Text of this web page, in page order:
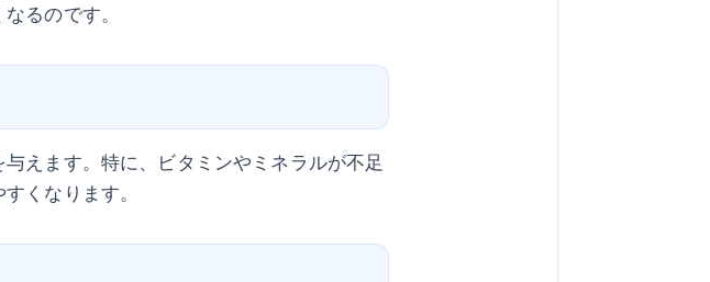
るのです。
えます。特に、ビタミンやミネラルが不足
くなります。